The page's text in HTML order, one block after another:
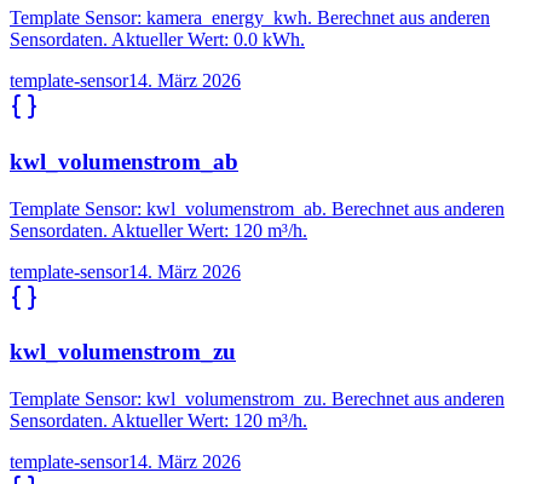
Template Sensor: kamera_energy_kwh. Berechnet aus anderen
Sensordaten. Aktueller Wert: 0.0 kWh.
template-sensor14. März 2026
kwl_volumenstrom_ab
Template Sensor: kwl_volumenstrom_ab. Berechnet aus anderen
Sensordaten. Aktueller Wert: 120 m³/h.
template-sensor14. März 2026
kwl_volumenstrom_zu
Template Sensor: kwl_volumenstrom_zu. Berechnet aus anderen
Sensordaten. Aktueller Wert: 120 m³/h.
template-sensor14. März 2026